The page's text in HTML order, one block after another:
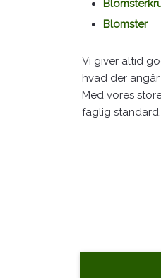
Blomster
Vi giver altid
hvad der
Med vores
faglig standard.​​